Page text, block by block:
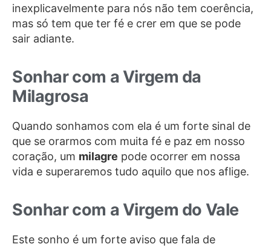
inexplicavelmente para nós não tem coerência,
mas só tem que ter fé e crer em que se pode
sair adiante.
Sonhar com a Virgem da
Milagrosa
Quando sonhamos com ela é um forte sinal de
que se orarmos com muita fé e paz em nosso
coração, um milagre pode ocorrer em nossa
vida e superaremos tudo aquilo que nos aflige.
Sonhar com a Virgem do Vale
Este sonho é um forte aviso que fala de